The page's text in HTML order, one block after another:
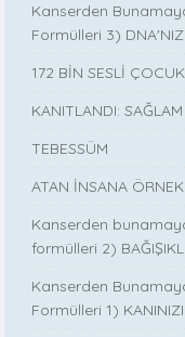
Kanserden
Formülleri 3)
172 BİN SESLİ
KANITLANDI:
TEBESSÜM
ATAN İNSANA
Kanserden
formülleri 2)
Kanserden
Formülleri 1)